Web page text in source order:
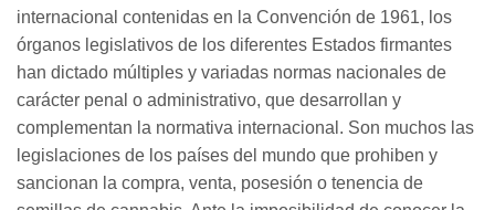
internacional contenidas en la Convención de 1961, los
órganos legislativos de los diferentes Estados firmantes
han dictado múltiples y variadas normas nacionales de
carácter penal o administrativo, que desarrollan y
complementan la normativa internacional. Son muchos las
legislaciones de los países del mundo que prohiben y
sancionan la compra, venta, posesión o tenencia de